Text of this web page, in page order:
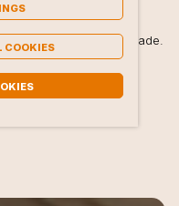
och ser till att
möjligt för alla inblandade.
COOKIES